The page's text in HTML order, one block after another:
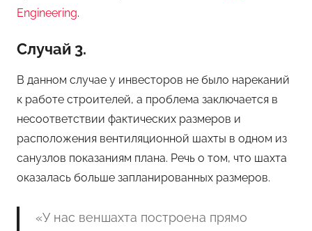
Engineering.
Случай 3.
В данном случае у инвесторов не было нареканий
к работе строителей, а проблема заключается в
несоответствии фактических размеров и
расположения вентиляционной шахты в одном из
санузлов показаниям плана. Речь о том, что шахта
оказалась больше запланированных размеров.
«У нас веншахта построена прямо